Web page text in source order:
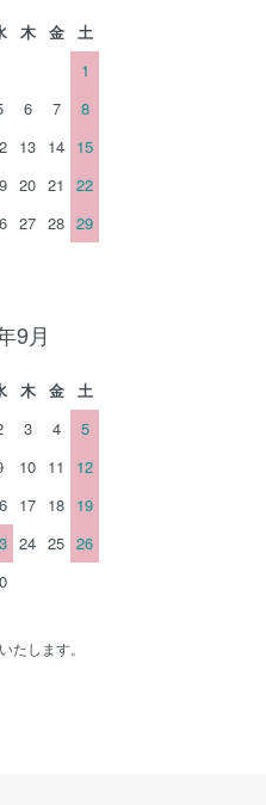
木 金
土
1
6 7
8
13 14 15
20 21
22
27 28 29
9月
木 金
土
3 4
5
10 11
12
17 18 19
24 25 26
たします。